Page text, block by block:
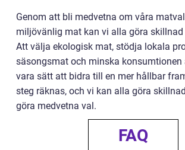
Genom att bli medvetna om våra
miljövänlig mat kan vi alla göra
Att välja ekologisk mat, stödja lokala
säsongsmat och minska konsumtionen
vara sätt att bidra till en mer hållbar
steg räknas, och vi kan alla göra
göra medvetna val.
FAQ